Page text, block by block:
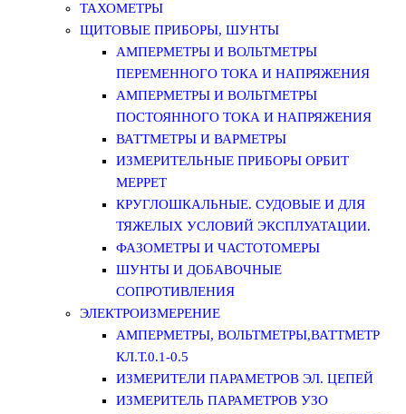
ТАХОМЕТРЫ
ЩИТОВЫЕ ПРИБОРЫ, ШУНТЫ
АМПЕРМЕТРЫ И ВОЛЬТМЕТРЫ
ПЕРЕМЕННОГО ТОКА И НАПРЯЖЕНИЯ
АМПЕРМЕТРЫ И ВОЛЬТМЕТРЫ
ПОСТОЯННОГО ТОКА И НАПРЯЖЕНИЯ
ВАТТМЕТРЫ И ВАРМЕТРЫ
ИЗМЕРИТЕЛЬНЫЕ ПРИБОРЫ ОРБИТ
МЕРРЕТ
КРУГЛОШКАЛЬНЫЕ. СУДОВЫЕ И ДЛЯ
ТЯЖЕЛЫХ УСЛОВИЙ ЭКСПЛУАТАЦИИ.
ФАЗОМЕТРЫ И ЧАСТОТОМЕРЫ
ШУНТЫ И ДОБАВОЧНЫЕ
СОПРОТИВЛЕНИЯ
ЭЛЕКТРОИЗМЕРЕНИЕ
АМПЕРМЕТРЫ, ВОЛЬТМЕТРЫ,ВАТТМЕТР
КЛ.Т.0.1-0.5
ИЗМЕРИТЕЛИ ПАРАМЕТРОВ ЭЛ. ЦЕПЕЙ
ИЗМЕРИТЕЛЬ ПАРАМЕТРОВ УЗО